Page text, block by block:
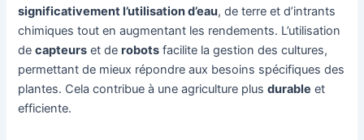
significativement l’utilisation d’eau, de terre et d’intrants
chimiques tout en augmentant les rendements. L’utilisation
decapteurs et derobots facilite la gestion des cultures,
permettant de mieux répondre aux besoins spécifiques des
plantes. Cela contribue à une agriculture plusdurable et
efficiente.